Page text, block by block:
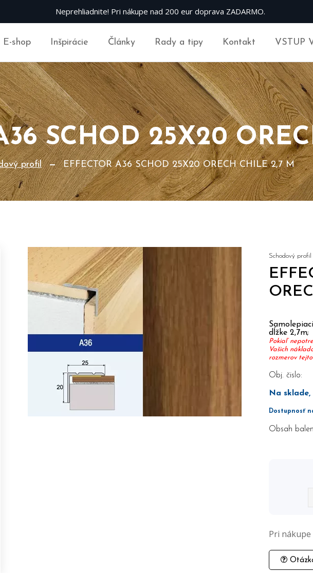
Neprehliadnite! Pri nákupe nad 200 eur doprava ZADARMO.
E-shop Inšpirácie Články Rady a tipy Kontakt VSTUP
SCHOD 25X20
profil EFFECTOR A36 SCHOD 25X20 ORECH CHILE 2,7 M
Schodový profil
dĺžke 2,7m;
Pokiaľ
Vašich
rozmerov
Obj. čislo:
Na
Dostupnosť
Obsah
Pri nákupe